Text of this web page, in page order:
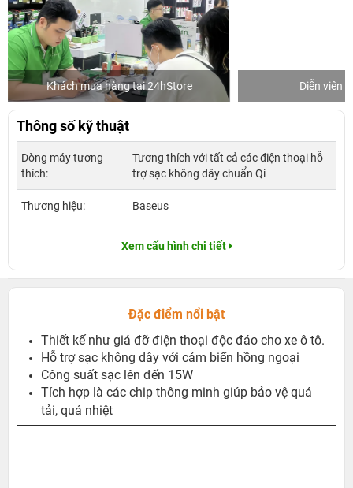
Khách mua hàng tại 24hStore Diễn viên
Thông số kỹ thuật
Dòng máy tương
thích:
Tương thích với tất cả các điện thoại hỗ
trợ sạc không dây chuẩn Qi
Thương hiệu: Baseus
Xem cấu hình chi tiết
Đặc điểm nổi bật
Thiết kế như giá đỡ điện thoại độc đáo cho xe ô tô.
Hỗ trợ sạc không dây với cảm biến hồng ngoại
Công suất sạc lên đến 15W
Tích hợp là các chip thông minh giúp bảo vệ quá
tải, quá nhiệt